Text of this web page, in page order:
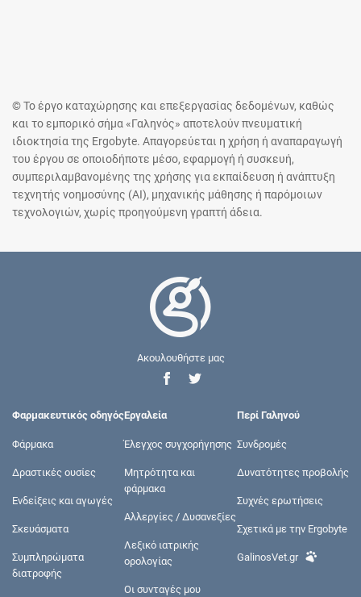
© Το έργο καταχώρησης και επεξεργασίας δεδομένων, καθώς
και το εμπορικό σήμα «Γαληνός» αποτελούν πνευματική
ιδιοκτησία της Ergobyte. Απαγορεύεται η χρήση ή αναπαραγωγή
του έργου σε οποιοδήποτε μέσο, εφαρμογή ή συσκευή,
συμπεριλαμβανομένης της χρήσης για εκπαίδευση ή ανάπτυξη
τεχνητής νοημοσύνης (AI), μηχανικής μάθησης ή παρόμοιων
τεχνολογιών, χωρίς προηγούμενη γραπτή άδεια.
Ακουλουθήστε μας
Φαρμακευτικός οδηγός
Φάρμακα
Δραστικές ουσίες
Ενδείξεις και αγωγές
Σκευάσματα
Συμπληρώματα
διατροφής
Εργαλεία
Έλεγχος συγχορήγησης
Μητρότητα και
φάρμακα
Αλλεργίες / Δυσανεξίες
Λεξικό ιατρικής
ορολογίας
Οι συνταγές μου
Περί Γαληνού
Συνδρομές
Δυνατότητες προβολής
Συχνές ερωτήσεις
Σχετικά με την Ergobyte
GalinosVet.gr